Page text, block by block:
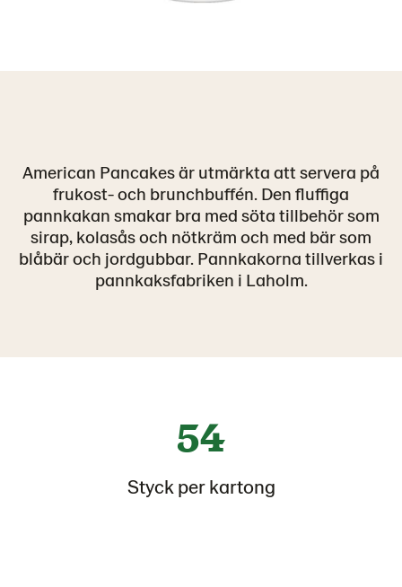
American Pancakes är utmärkta att servera på
frukost- och brunchbuffén. Den fluffiga
pannkakan smakar bra med söta tillbehör som
sirap, kolasås och nötkräm och med bär som
blåbär och jordgubbar. Pannkakorna tillverkas i
pannkaksfabriken i Laholm.
54
Styck per kartong